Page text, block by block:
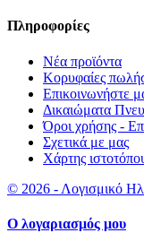
Πληροφορίες
Νέα προϊόντα
Κορυφαίες
Επικοινωνήστε
Δικαιώματα
Όροι χρήσης -
Σχετικά με μας
Χάρτης
© 2026 - Λογισμικό
Ο λογαριασμός μου